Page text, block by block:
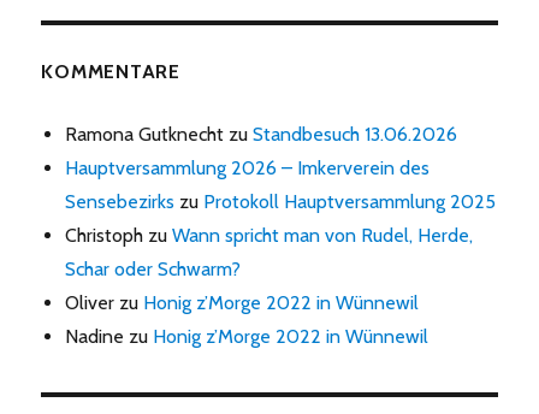
KOMMENTARE
Ramona Gutknecht zuStandbesuch 13.06.2026
Hauptversammlung 2026 – Imkerverein des
Sensebezirks zu Protokoll Hauptversammlung 2025
Christoph zuWann spricht man von Rudel, Herde,
Schar oder Schwarm?
Oliver zu Honig z’Morge 2022 in Wünnewil
Nadine zu Honig z’Morge 2022 in Wünnewil